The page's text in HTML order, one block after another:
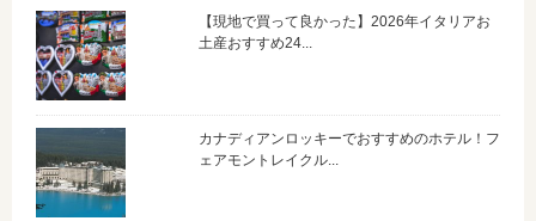
【現地で買って良かった】2026年イタリアお
土産おすすめ24...
カナディアンロッキーでおすすめのホテル！フ
ェアモントレイクル...